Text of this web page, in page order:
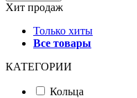
Хит продаж
Только хиты
Все товары
КАТЕГОРИИ
Кольца